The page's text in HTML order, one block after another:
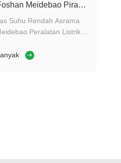
Meidebao Piranti
Suhu Rendah Asrama
Peralatan Listrik
Karyawan Anhui Klien: